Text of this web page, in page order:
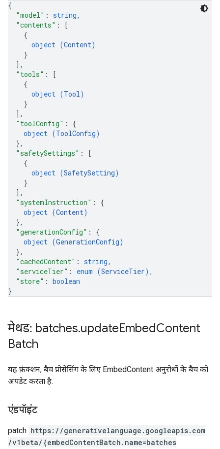
{
"model" : string,
"contents" :
[
{
object (Content)
}
] ,
"tools" :
[
{
object (Tool)
}
] ,
"toolConfig" : {
object (ToolConfig)
},
"safetySettings" :
[
{
object (SafetySetting)
}
] ,
"systemInstruction" : {
object (Content)
},
"generationConfig" : {
object (GenerationConfig)
},
"cachedContent" : string,
"serviceTier" : enum (ServiceTier) ,
"store" : boolean
}
मेथड: batches.updateEmbedContent
Batch
यह फ़ंक्शन, बैच प्रोसेसिंग के लिए EmbedContent अनुरोधों के बैच को
अपडेट करता है.
एंडपॉइंट
patch https: / /generativelanguage.googleapis.com
/v1beta/{embedContentBatch.name=batches